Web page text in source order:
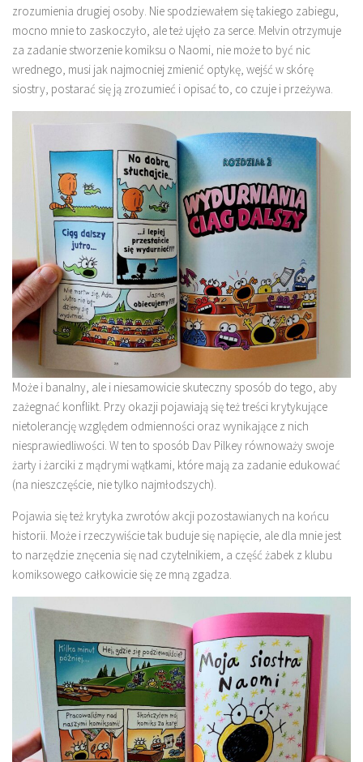
zrozumienia drugiej osoby. Nie spodziewałem się takiego zabiegu,
mocno mnie to zaskoczyło, ale też ujęło za serce. Melvin otrzymuje
za zadanie stworzenie komiksu o Naomi, nie może to być nic
wrednego, musi jak najmocniej zmienić optykę, wejść w skórę
siostry, postarać się ją zrozumieć i opisać to, co czuje i przeżywa.
Może i banalny, ale i niesamowicie skuteczny sposób do tego, aby
zażegnać konflikt. Przy okazji pojawiają się też treści krytykujące
nietolerancję względem odmienności oraz wynikające z nich
niesprawiedliwości. W ten to sposób Dav Pilkey równoważy swoje
żarty i żarciki z mądrymi wątkami, które mają za zadanie edukować
(na nieszczęście, nie tylko najmłodszych).
Pojawia się też krytyka zwrotów akcji pozostawianych na końcu
historii. Może i rzeczywiście tak buduje się napięcie, ale dla mnie jest
to narzędzie znęcenia się nad czytelnikiem, a część żabek z klubu
komiksowego całkowicie się ze mną zgadza.